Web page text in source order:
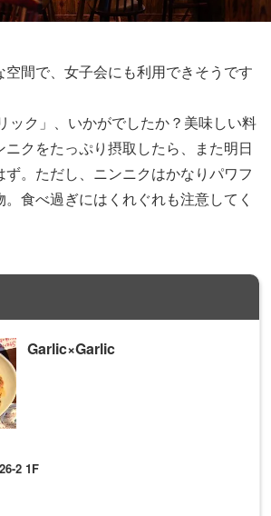
間で、女子会にも利用できそうです
ック」、いかがでしたか？美味しい料
クをたっぷり摂取したら、また明日
ず。ただし、ニンニクはかなりパワフ
食べ過ぎにはくれぐれも注意してく
Garlic×Garlic
2 1F